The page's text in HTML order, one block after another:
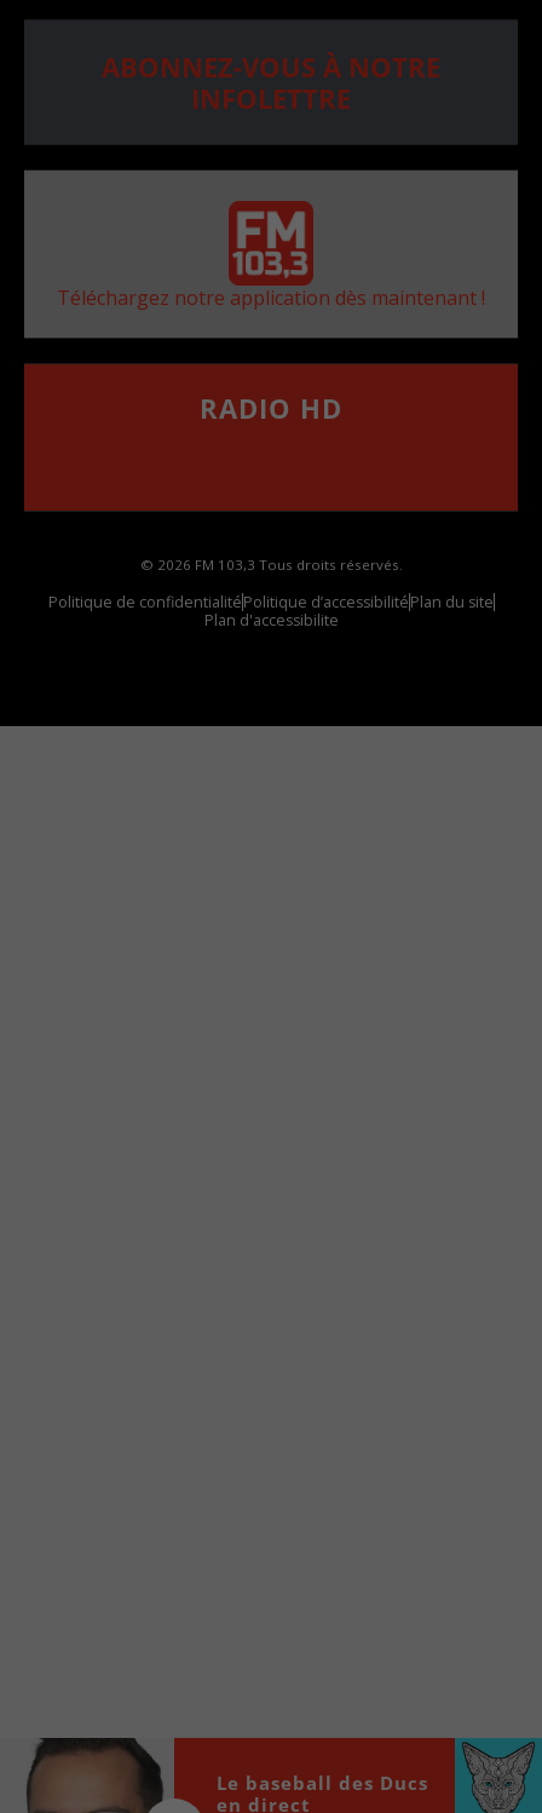
ABONNEZ-VOUS À NOTRE
INFOLETTRE
Téléchargez notre application dès maintenant !
RADIO HD
© 2026 FM 103,3 Tous droits réservés.
Politique de confidentialitéPolitique d’accessibilitéPlan du site
Plan d'accessibilite
locale vous sont maintenant accessibles en un clic!
00:00
Le baseball des Ducs
en direct